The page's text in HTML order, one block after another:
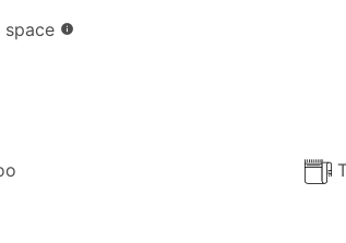
space info